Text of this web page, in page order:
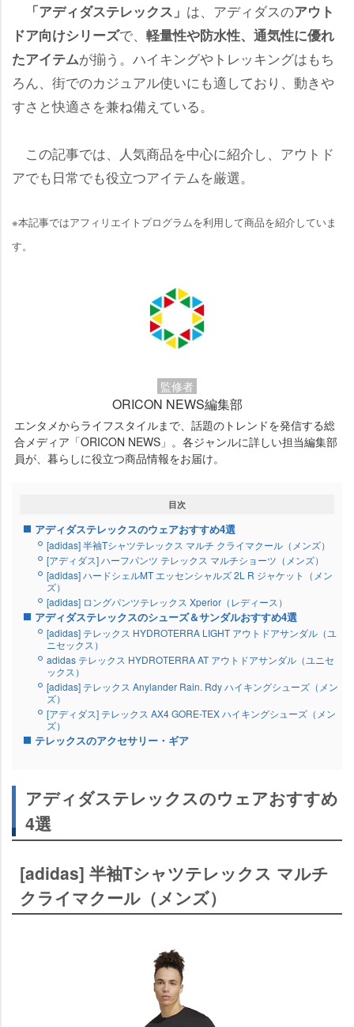
「アディダステレックス」 は、アディダスのアウト
ドア向けシリーズで、 軽量性や防水性、通気性に優れ
たアイテムが揃う。ハイキングやトレッキングはもち
ろん、街でのカジュアル使いにも適しており、動き
すさと快適さを兼ね備えている。
この記事では、人気商品を中心に紹介し、アウトド
アでも日常でも役立つアイテムを厳選。
※本記事ではアフィリエイトプログラムを利用して商品を紹介していま
す。
監修者
ORICON NEWS編集部
エンタメからライフスタイルまで、話題のトレンドを発信する総
合メディア「ORICON NEWS」。各ジャンルに詳しい担当編集部
員が、暮らしに役立つ商品情報をお届け。
目次
アディダステレックスのウェアおすすめ4選
[adidas] 半袖Tシャツテレックス マルチ クライマクール（メンズ）
[アディダス] ハーフパンツ テレックス マルチショーツ（メンズ）
[adidas] ハードシェルMT エッセンシャルズ 2L R ジャケット（メン
ズ）
[adidas] ロングパンツテレックス Xperior（レディース）
アディダステレックスのシューズ＆サンダルおすすめ4選
[adidas] テレックス HYDROTERRA LIGHT アウトドアサンダル（ユ
ニセックス）
adidas テレックス HYDROTERRA AT アウトドアサンダル（ユニセ
ックス）
[adidas] テレックス Anylander Rain. Rdy ハイキングシューズ（メン
ズ）
[アディダス] テレックス AX4 GORE-TEX ハイキングシューズ（メン
ズ）
テレックスのアクセサリー・ギア
アディダステレックスのウェアおすすめ
4選
[adidas] 半袖Tシャツテレックス マルチ
クライマクール（メンズ）